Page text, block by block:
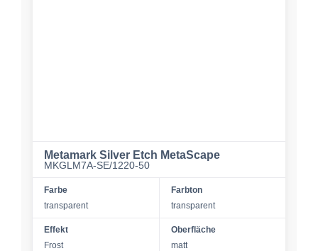
Metamark Silver Etch MetaScape
MKGLM7A-SE/1220-50
Farbe
transparent
Farbton
transparent
Effekt
Frost
Oberfläche
matt